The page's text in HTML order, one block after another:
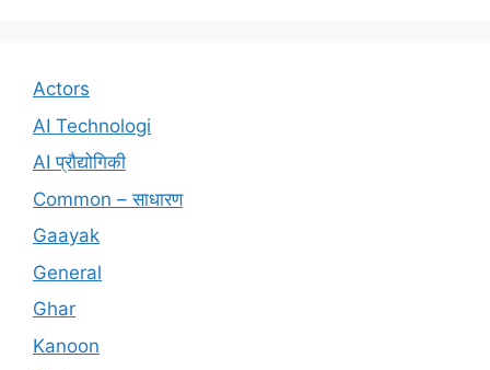
Actors
AI Technologi
AI प्रौद्योगिकी
Common – साधारण
Gaayak
General
Ghar
Kanoon